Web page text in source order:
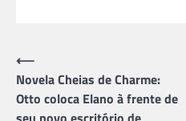
Navegação
de
Post
⟵
Novela Cheias de Charme:
Otto coloca Elano à frente de